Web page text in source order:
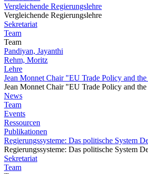
Vergleichende Regierungslehre
Vergleichende Regierungslehre
Sekretariat
Team
Team
Pandiyan, Jayanthi
Rehm, Moritz
Lehre
Jean Monnet Chair "EU Trade Policy and
Jean Monnet Chair "EU Trade Policy and
News
Team
Events
Ressourcen
Publikationen
Regierungssysteme: Das politische System
Regierungssysteme: Das politische System
Sekretariat
Team